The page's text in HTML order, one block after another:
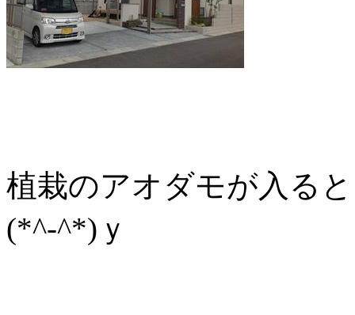
植栽のアオダモが入る
(*^-^*)ｙ